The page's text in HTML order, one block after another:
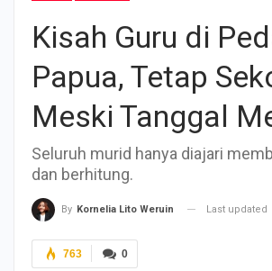
Kisah Guru di
Papua, Tetap
Meski Tanggal
Seluruh murid hanya diajari
dan berhitung.
By Kornelia Lito Weruin Last updated
0
763